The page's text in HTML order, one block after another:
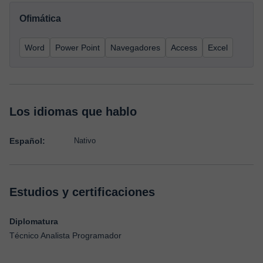
Ofimática
Word Power Point Navegadores Access Excel
Los idiomas que hablo
Español: Nativo
Estudios y certificaciones
Diplomatura
Técnico Analista Programador